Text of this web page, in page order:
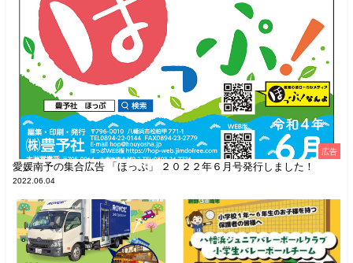
広告
愛媛南予の集合広告 「ほっぷ」 ２０２２年６月号発行しました！
2022.06.04